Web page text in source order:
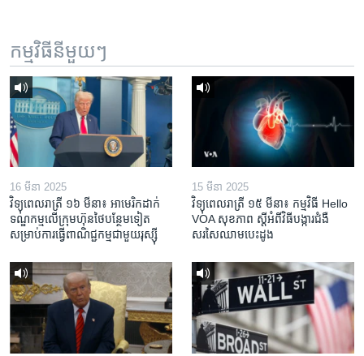
កម្មវិធី​នីមួយៗ
16 មីនា 2025
វិទ្យុពេលរាត្រី ១៦ មីនា៖ អាមេរិក​ដាក់​
ទណ្ឌកម្ម​លើ​ក្រុមហ៊ុន​ថៃ​បន្ថែម​ទៀត​
សម្រាប់​ការ​ធ្វើ​ពាណិជ្ជកម្ម​ជាមួយ​រុស្ស៊ី
15 មីនា 2025
វិទ្យុពេលរាត្រី ១៥ មីនា៖ កម្មវិធី ​Hello
VOA សុខភាព ស្ដី​អំពី​វិធី​បង្ការ​ជំងឺ​
សរសៃ​ឈាម​បេះដូង